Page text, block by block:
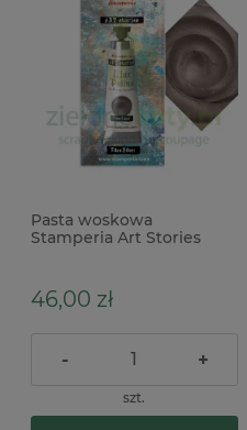
Pasta woskowa
Stamperia Art Stories
46,00 zł
- +
szt.